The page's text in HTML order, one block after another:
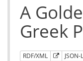
A
Greek
RDF/XML JSON-